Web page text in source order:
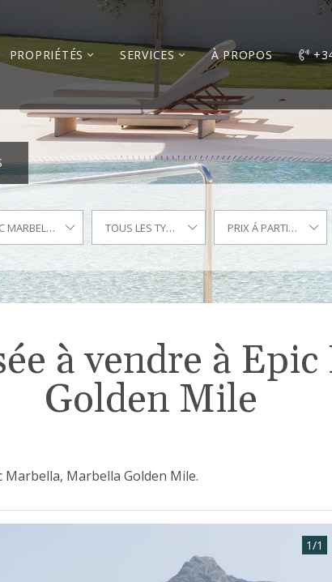
PROPRIÉTÉS SERVICES À PROPOS
EPIC MARBELLA TOUS LES TYPES PRIX Á PARTIR DE
à vendre à
Golden Mile
Marbella, Marbella Golden Mile.
1/1